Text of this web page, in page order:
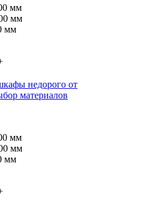
мм
мм
мм
мм
мм
мм